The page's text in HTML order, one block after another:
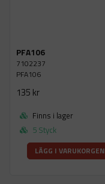
PFA106
7102237
PFA106
135 kr
Finns i lager
5 Styck
LÄGG I VARUKORGEN